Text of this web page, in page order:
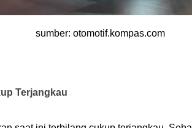
sumber: otomotif.kompas.com
Terjangkau